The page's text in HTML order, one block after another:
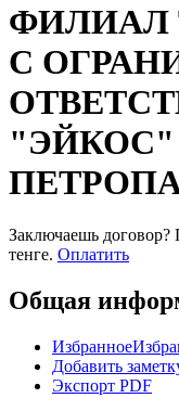
ФИЛИАЛ
С
"ЭЙКОС"
Заключаешь договор?
тенге. Оплатить
Общая
Избранное
Добавить
Экспорт PDF